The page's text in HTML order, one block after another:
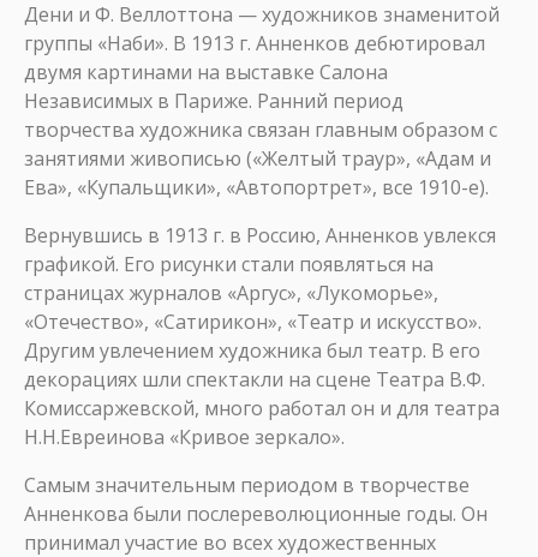
Дени и Ф. Веллоттона — художников знаменитой
группы «Наби». В 1913 г. Анненков дебютировал
двумя картинами на выставке Салона
Независимых в Париже. Ранний период
творчества художника связан главным образом с
занятиями живописью («Желтый траур», «Адам и
Ева», «Купальщики», «Автопортрет», все 1910-е).
Вернувшись в 1913 г. в Россию, Анненков увлекся
графикой. Его рисунки стали появляться на
страницах журналов «Аргус», «Лукоморье»,
«Отечество», «Сатирикон», «Театр и искусство».
Другим увлечением художника был театр. В его
декорациях шли спектакли на сцене Театра В.Ф.
Комиссаржевской, много работал он и для театра
Н.Н.Евреинова «Кривое зеркало».
Самым значительным периодом в творчестве
Анненкова были послереволюционные годы. Он
принимал участие во всех художественных